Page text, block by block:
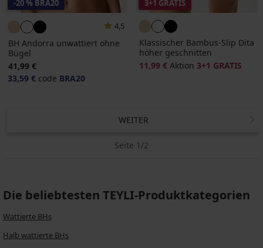
-20 % BRA20
4,5
BH Andorra unwattiert ohne
Bügel
41,99 €
33,59 € code BRA20
3+1 GRATIS
Klassischer Bambus-Slip Dita
höher geschnitten
11,99 € Aktion 3+1 GRATIS
WEITER
Seite 1/2
Die beliebtesten TEYLI-Produktkategorien
Wattierte BHs
Halb wattierte BHs